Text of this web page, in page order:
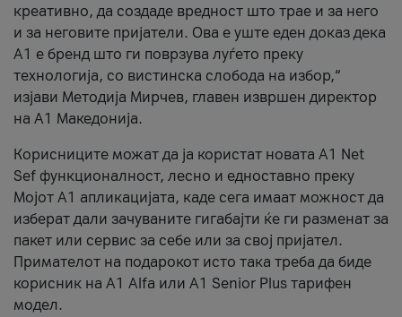
креативно, да создаде вредност што трае и за него
и за неговите пријатели. Ова е уште еден доказ дека
А1 е бренд што ги поврзува луѓето преку
технологија, со вистинска слобода на избор,“
изјави Методија Мирчев, главен извршен директор
на А1 Македонија.
Корисниците можат да ја користат новата А1 Net
Sef функционалност, лесно и едноставно преку
Мојот А1 апликацијата, каде сега имаат можност да
изберат дали зачуваните гигабајти ќе ги разменат за
пакет или сервис за себе или за свој пријател.
Примателот на подарокот исто така треба да биде
корисник на А1 Alfa или A1 Senior Plus тарифен
модел.